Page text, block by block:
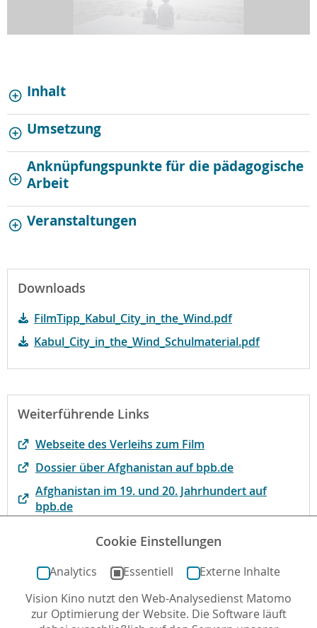
Inhalt
Umsetzung
Anknüpfungspunkte für die pädagogische
Arbeit
Veranstaltungen
Downloads
FilmTipp_Kabul_City_in_the_Wind.pdf
Kabul_City_in_the_Wind_Schulmaterial.pdf
Weiterführende Links
Webseite des Verleihs zum Film
Dossier über Afghanistan auf bpb.de
Afghanistan im 19. und 20. Jahrhundert auf
bpb.de
Autor*in: DR. Olaf Selg , 14.10.2021 , letzte
Aktualisierung: 08.11.2023
Cookie Einstellungen
Analytics Essentiell
Externe Inhalte
Vision Kino nutzt den Web-Analysedienst Matomo
zur Optimierung der Website. Die Software läuft